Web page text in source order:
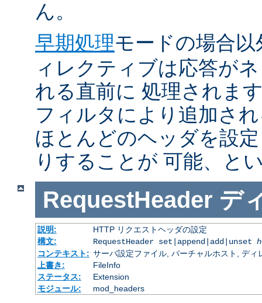
ん。
早期処理モードの場合
ィレクティブは応答が
れる直前に 処理されま
フィルタにより追加さ
ほとんどのヘッダを設
りすることが 可能、と
RequestHeader デ
説明:
HTTP リクエストヘッダの設定
構文:
RequestHeader set|append|add|unset
コンテキスト: サーバ設定ファイル, バーチャルホスト, ディ
上書き:
FileInfo
ステータス:
Extension
モジュール:
mod_headers